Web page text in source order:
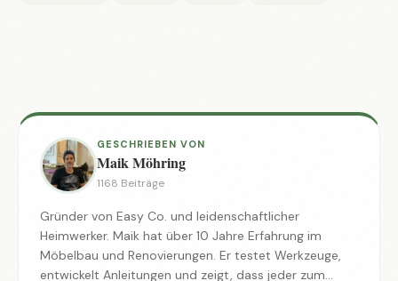
GESCHRIEBEN VON
Maik Möhring
1168 Beiträge
Gründer von Easy Co. und leidenschaftlicher
Heimwerker. Maik hat über 10 Jahre Erfahrung im
Möbelbau und Renovierungen. Er testet Werkzeuge,
entwickelt Anleitungen und zeigt, dass jeder zum